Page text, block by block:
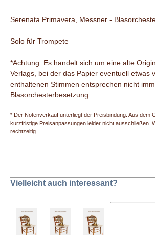
Serenata Primavera, Messner -
Solo für Trompete
*Achtung: Es handelt sich um eine alte
Verlags, bei der das Papier eventuell etwas
enthaltenen Stimmen entsprechen nicht
Blasorchesterbesetzung.
* Der Notenverkauf unterliegt der Preisbindung. Aus dem
kurzfristige Preisanpassungen leider nicht ausschließen.
rechtzeitig.
Vielleicht auch interessant?